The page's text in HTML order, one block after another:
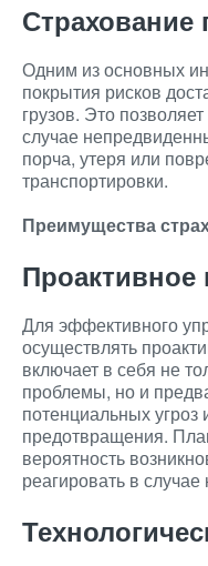
Страхование
Одним из основных
покрытия рисков
грузов. Это
случае
порча, утеря или
транспортировки.
Преимущества
Для эффективного
осуществлять
включает в себя не
проблемы, но и
потенциальных угроз
предотвращения.
вероятность
реагировать в